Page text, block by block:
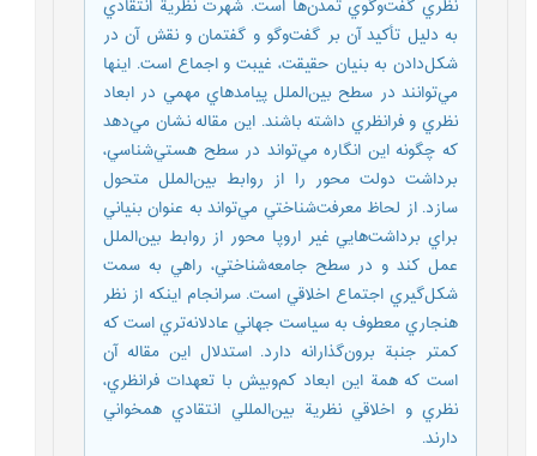
نظري‌ گفت‌وگوي‌ تمدن‌ها است‌. شهرت‌ نظرية‌ انتقادي‌
به‌ دليل‌ تأكيد آن‌ بر گفت‌وگو و گفتمان‌ و نقش‌ آن‌ در
شكل‌دادن‌ به‌ بنيان‌ حقيقت‌، غيبت و اجماع‌ است‌. اينها
مي‌توانند در سطح‌ بين‌الملل‌ پيامدهاي‌ مهمي‌ در ابعاد
نظري‌ و فرانظري‌ داشته‌ باشند. اين‌ مقاله‌ نشان‌ مي‌دهد
كه‌ چگونه‌ اين‌ انگاره‌ مي‌تواند در سطح‌ هستي‌شناسي،‌
برداشت‌ دولت‌ محور را از روابط‌ بين‌الملل‌ متحول‌
سازد. از لحاظ‌ معرفت‌شناختي‌ مي‌تواند به‌ عنوان‌ بنياني‌
براي‌ برداشت‌هايي‌ غير اروپا محور از روابط‌ بين‌الملل‌
عمل‌ كند و در سطح‌ جامعه‌شناختي‌، راهي‌ به‌ سمت‌
شكل‌گيري‌ اجتماع‌ اخلاقي‌ است. سرانجام اينكه از نظر
هنجاري‌ معطوف‌ به‌ سياست‌ جهاني‌ عادلانه‌تري‌ است‌ كه‌
كمتر جنبة‌ برون‌گذارانه‌ دارد. استدلال‌ اين‌ مقاله‌ آن‌
است‌ كه‌ همة‌ اين‌ ابعاد كم‌وبيش‌ با تعهدات‌ فرانظري‌،
نظري‌ و اخلاقي‌ نظرية‌ بين‌المللي‌ انتقادي‌ همخواني‌
دارند.